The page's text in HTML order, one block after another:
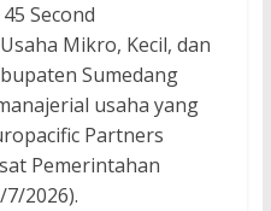
Second
Mikro, Kecil, dan
Sumedang
usaha yang
Partners
Pemerintahan
7/2026).